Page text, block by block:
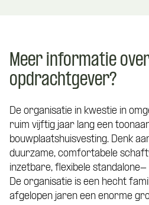
Meer informatie
opdrachtgever?
De organisatie in kwestie in
ruim vijftig jaar lang een
bouwplaatshuisvesting. Denk
duurzame, comfortabele
inzetbare, flexibele standalone-
De organisatie is een hecht
afgelopen jaren een enorme